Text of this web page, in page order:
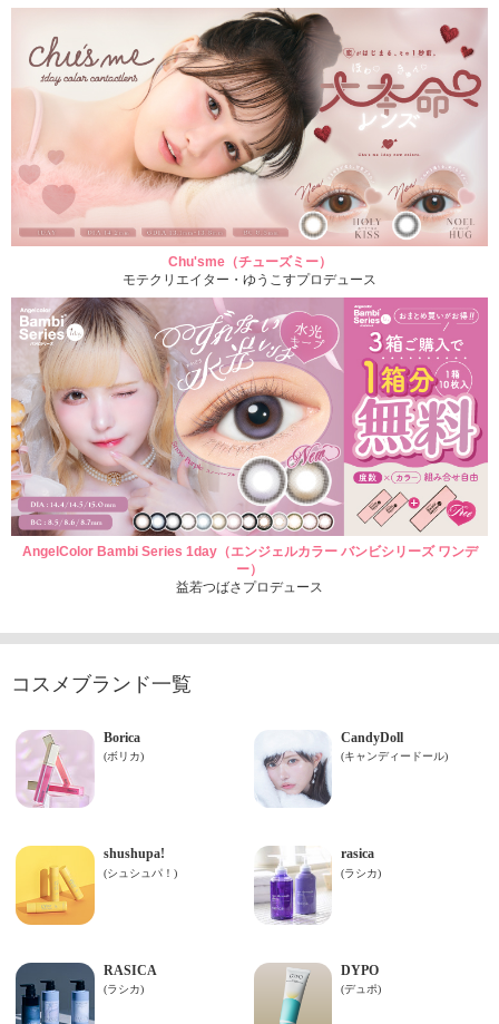
Chu'sme（チューズミー）
モテクリエイター・ゆうこすプロデュース
AngelColor Bambi Series 1day（エンジェルカラー バンビシリーズ ワンデ
ー）
益若つばさプロデュース
コスメブランド一覧